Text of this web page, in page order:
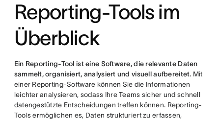
Reporting-Tools im
Überblick
Ein Reporting-Tool ist eine Software, die relevante Daten
sammelt, organisiert, analysiert und visuell aufbereitet. Mit
einer Reporting-Software können Sie die Informationen
leichter analysieren, sodass Ihre Teams sicher und schnell
datengestützte Entscheidungen treffen können. Reporting-
Tools ermöglichen es, Daten strukturiert zu erfassen,